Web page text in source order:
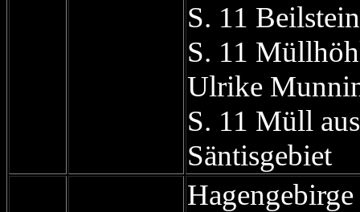
S. 11
S. 11
Ulrike
S. 11 Müll
Säntisgebiet
Hagengebirge